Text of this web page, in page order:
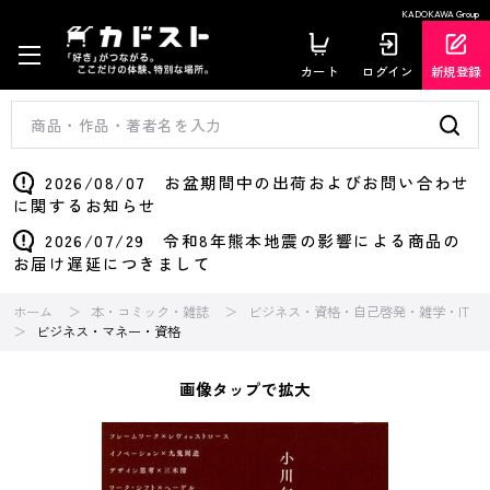
KADOKAWA Group
カート ログイン 新規登録
2026/08/07 お盆期間中の出荷およびお問い合わせ
に関するお知らせ
2026/07/29 令和8年熊本地震の影響による商品の
お届け遅延につきまして
ホーム 本・コミック・雑誌
ビジネス・資格・自己啓発・雑学・IT
ビジネス・マネー・資格
画像タップで拡大